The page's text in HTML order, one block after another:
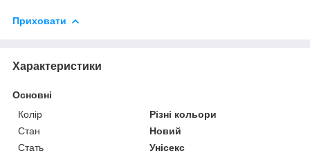
Приховати
Характеристики
Основні
Колір
Різні кольори
Стан
Новий
Стать
Унісекс